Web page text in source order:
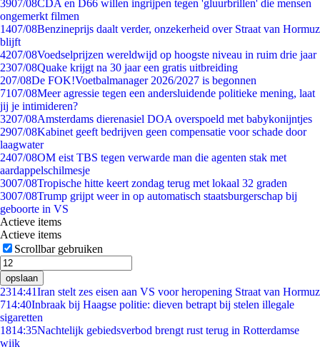
3907/08CDA en D66 willen ingrijpen tegen 'gluurbrillen' die mensen
ongemerkt filmen
1407/08Benzineprijs daalt verder, onzekerheid over Straat van Hormuz
blijft
4207/08Voedselprijzen wereldwijd op hoogste niveau in ruim drie jaar
2307/08Quake krijgt na 30 jaar een gratis uitbreiding
207/08De FOK!Voetbalmanager 2026/2027 is begonnen
7107/08Meer agressie tegen een andersluidende politieke mening, laat
jij je intimideren?
3207/08Amsterdams dierenasiel DOA overspoeld met babykonijntjes
2907/08Kabinet geeft bedrijven geen compensatie voor schade door
laagwater
2407/08OM eist TBS tegen verwarde man die agenten stak met
aardappelschilmesje
3007/08Tropische hitte keert zondag terug met lokaal 32 graden
3007/08Trump grijpt weer in op automatisch staatsburgerschap bij
geboorte in VS
Actieve items
Actieve items
Scrollbar gebruiken
opslaan
2314:41Iran stelt zes eisen aan VS voor heropening Straat van Hormuz
714:40Inbraak bij Haagse politie: dieven betrapt bij stelen illegale
sigaretten
1814:35Nachtelijk gebiedsverbod brengt rust terug in Rotterdamse
wijk